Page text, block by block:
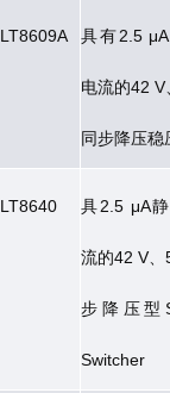
LT8609A 具有2.5 μA
电流的42 V、
同步降压稳
LT8640 具2.5 μA
流的42 V、
步降压型
Switcher